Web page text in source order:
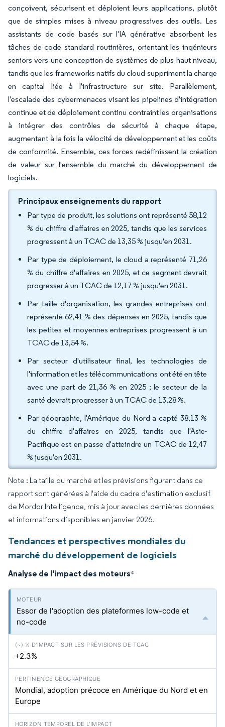
conçoivent, sécurisent et déploient leurs applications, plutôt
que de simples mises à niveau progressives des outils. Les
assistants de code basés sur l'IA générative absorbent les
tâches de code standard routinières, orientant les ingénieurs
seniors vers une conception de systèmes de plus haut niveau,
tandis que les frameworks natifs du cloud suppriment la charge
en capital liée à l'infrastructure sur site. Parallèlement,
l'escalade des cybermenaces visant les pipelines d'intégration
continue et de déploiement continu contraint les organisations
à intégrer des contrôles de sécurité à chaque étape,
augmentant à la fois la vélocité de développement et les coûts
de conformité. Ensemble, ces forces redéfinissent la création
de valeur sur l'ensemble du marché du développement de
logiciels.
Principaux enseignements du rapport
Par type de produit, les solutions ont représenté 58,12
% du chiffre d'affaires en 2025, tandis que les services
progressent à un TCAC de 13,35 % jusqu'en 2031.
Par type de déploiement, le cloud a représenté 71,26
% du chiffre d'affaires en 2025, et ce segment devrait
progresser à un TCAC de 12,17 % jusqu'en 2031.
Par taille d'organisation, les grandes entreprises ont
représenté 62,41 % des dépenses en 2025, tandis que
les petites et moyennes entreprises progressent à un
TCAC de 13,54 %.
Par secteur d'utilisateur final, les technologies de
l'information et les télécommunications ont été en tête
avec une part de 21,36 % en 2025 ; le secteur de la
santé devrait progresser à un TCAC de 13,28 %.
Par géographie, l'Amérique du Nord a capté 38,13 %
du chiffre d'affaires en 2025, tandis que l'Asie-
Pacifique est en passe d'atteindre un TCAC de 12,47
% jusqu'en 2031.
Note : La taille du marché et les prévisions figurant dans ce
rapport sont générées à l'aide du cadre d'estimation exclusif
de Mordor Intelligence, mis à jour avec les dernières données
et informations disponibles en janvier 2026.
Tendances et perspectives mondiales du
marché du développement de logiciels
Analyse de l'impact des moteurs*
Essor de l'adoption des plateformes low-code et
no-code
+2.3%
Mondial, adoption précoce en Amérique du Nord et en
Europe